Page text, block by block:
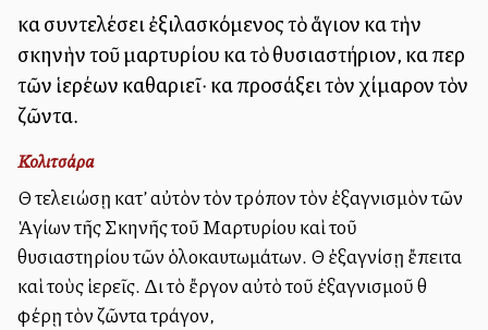
καὶ συντελέσει ἐξιλασκόμενος τὸ ἅγιον καὶ τὴν
σκηνὴν τοῦ μαρτυρίου καὶ τὸ θυσιαστήριον, καὶ περὶ
τῶν ἱερέων καθαριεῖ· καὶ προσάξει τὸν χίμαρον τὸν
ζῶντα.
Κολιτσάρα
Θὰ τελειώσῃ κατ’ αὐτὸν τὸν τρόπον τὸν ἐξαγνισμὸν τῶν
Ἁγίων τῆς Σκηνῆς τοῦ Μαρτυρίου καὶ τοῦ
θυσιαστηρίου τῶν ὁλοκαυτωμάτων. Θὰ ἐξαγνίσῃ ἔπειτα
καὶ τοὺς ἱερεῖς. Διὰ τὸ ἔργον αὐτὸ τοῦ ἐξαγνισμοῦ θὰ
φέρῃ τὸν ζῶντα τράγον,